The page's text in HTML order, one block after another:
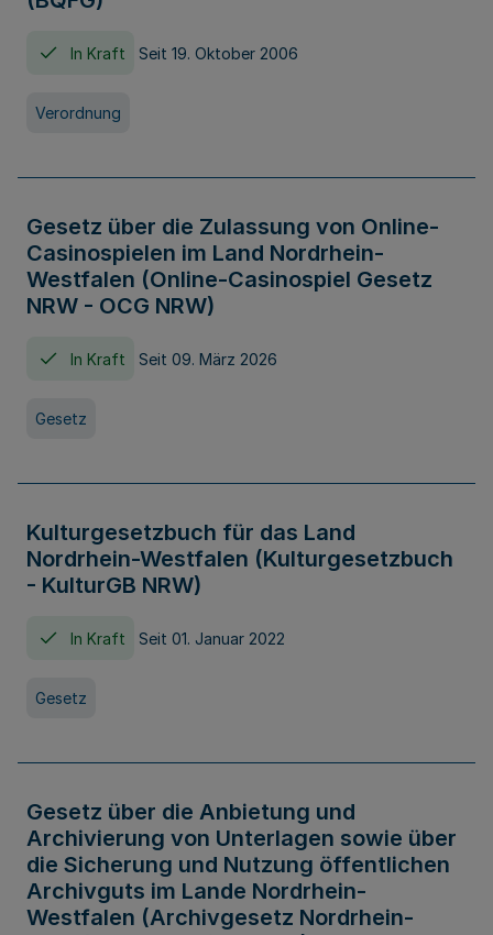
In Kraft Seit 19. Oktober 2006
Verordnung
Gesetz über die Zulassung von Online-
Casinospielen im Land Nordrhein-
Westfalen (Online-Casinospiel Gesetz
NRW - OCG NRW)
In Kraft Seit 09. März 2026
Gesetz
Kulturgesetzbuch für das Land
Nordrhein-Westfalen (Kulturgesetzbuch
- KulturGB NRW)
In Kraft Seit 01. Januar 2022
Gesetz
Gesetz über die Anbietung und
Archivierung von Unterlagen sowie über
die Sicherung und Nutzung öffentlichen
Archivguts im Lande Nordrhein-
Westfalen (Archivgesetz Nordrhein-